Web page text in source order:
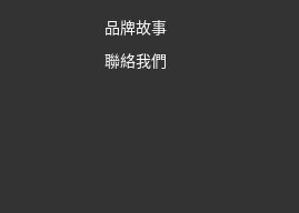
品牌故事
聯絡我們